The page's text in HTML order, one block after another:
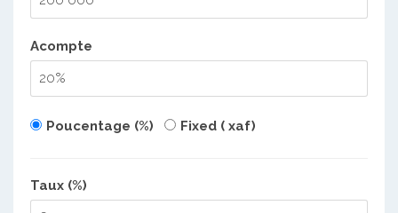
Acompte
Poucentage (%) Fixed ( xaf)
Taux (%)